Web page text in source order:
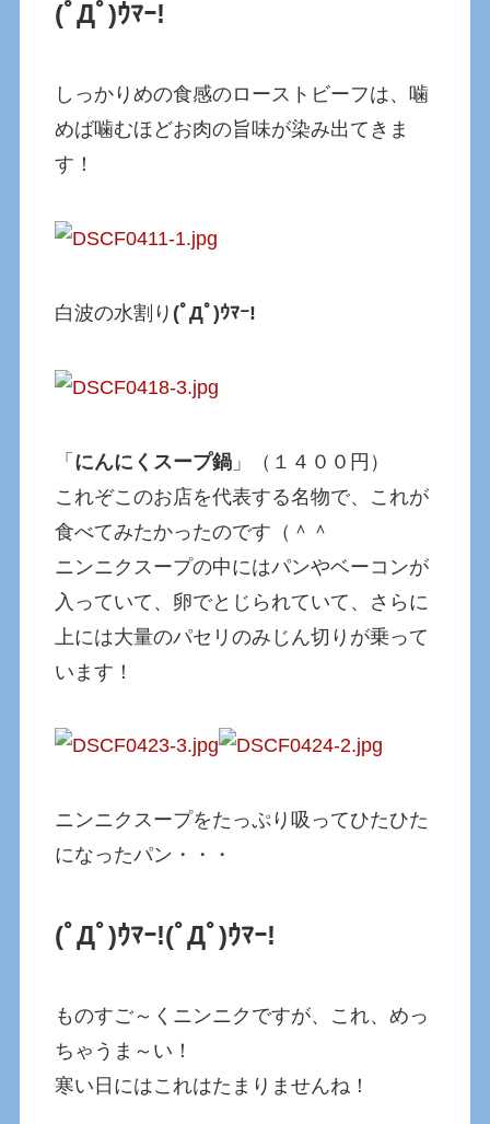
(ﾟДﾟ)ｳﾏｰ!
しっかりめの食感のローストビーフは、噛
めば噛むほどお肉の旨味が染み出てきま
す！
白波の水割り (ﾟДﾟ)ｳﾏｰ!
「 にんにくスープ鍋 」（１４００円）
これぞこのお店を代表する名物で、これが
食べてみたかったのです（＾＾
ニンニクスープの中にはパンやベーコンが
入っていて、卵でとじられていて、さらに
上には大量のパセリのみじん切りが乗って
います！
ニンニクスープをたっぷり吸ってひたひた
になったパン・・・
(ﾟДﾟ)ｳﾏｰ!(ﾟДﾟ)ｳﾏｰ!
ものすご～くニンニクですが、これ、めっ
ちゃうま～い！
寒い日にはこれはたまりませんね！